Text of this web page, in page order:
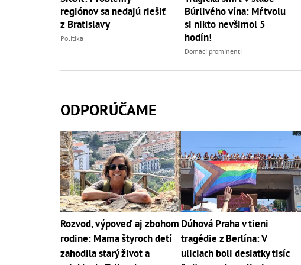
regiónov sa nedajú riešiť
z Bratislavy
Politika
Búrlivého vína: Mŕtvolu
si nikto nevšimol 5
hodín!
Domáci prominenti
ODPORÚČAME
Rozvod, výpoveď aj zbohom
rodine: Mama štyroch detí
zahodila starý život a
Dúhová Praha v tieni
tragédie z Berlína: V
uliciach boli desiatky tisíc